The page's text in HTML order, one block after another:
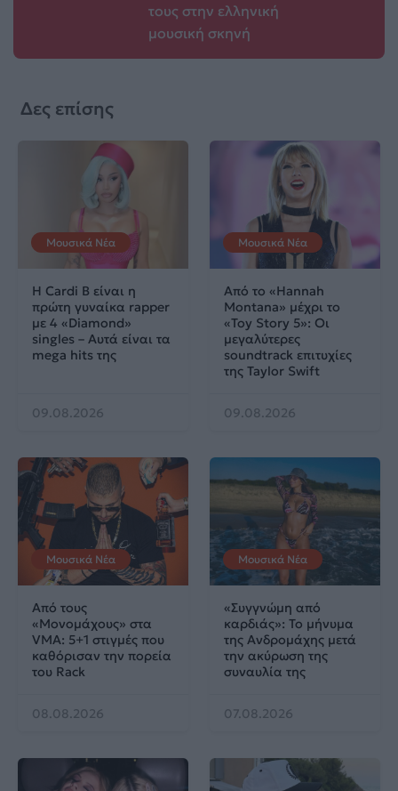
τους στην ελληνική
μουσική σκηνή
Δες επίσης
Μουσικά Νέα
Η Cardi B είναι η
πρώτη γυναίκα rapper
με 4 «Diamond»
singles – Αυτά είναι τα
mega hits της
09.08.2026
Μουσικά Νέα
Από το «Hannah
Montana» μέχρι το
«Toy Story 5»: Οι
μεγαλύτερες
soundtrack επιτυχίες
της Taylor Swift
09.08.2026
Μουσικά Νέα
Από τους
«Μονομάχους» στα
VMA: 5+1 στιγμές που
καθόρισαν την πορεία
του Rack
08.08.2026
Μουσικά Νέα
«Συγγνώμη από
καρδιάς»: Το μήνυμα
της Ανδρομάχης μετά
την ακύρωση της
συναυλία της
07.08.2026